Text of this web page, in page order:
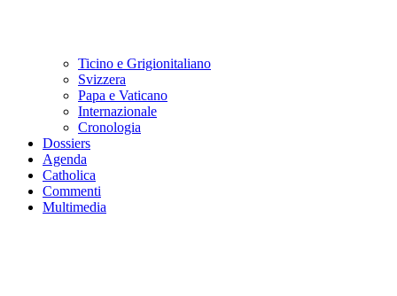
Ticino e Grigionitaliano
Svizzera
Papa e Vaticano
Internazionale
Cronologia
Dossiers
Agenda
Catholica
Commenti
Multimedia